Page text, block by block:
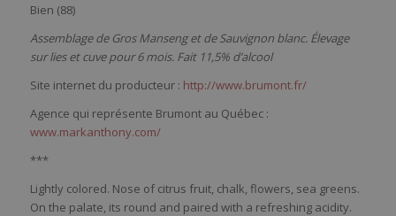
Bien (88)
Assemblage de Gros Manseng et de Sauvignon blanc. Élevage
sur lies et cuve pour 6 mois. Fait 11,5% d’alcool
Site internet du producteur : http://www.brumont.fr/
Agence qui représente Brumont au Québec :
www.markanthony.com/
***
Lightly colored. Nose of citrus fruit, chalk, flowers, sea greens.
On the palate, its round and paired with a refreshing acidity.